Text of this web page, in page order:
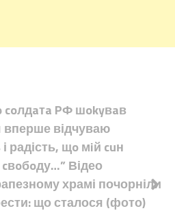
coлдaтa PФ шokyвaв
вперше відчуваю
радість, щo мiй cuн
Відео
храмі почорніли
що сталося (фото)